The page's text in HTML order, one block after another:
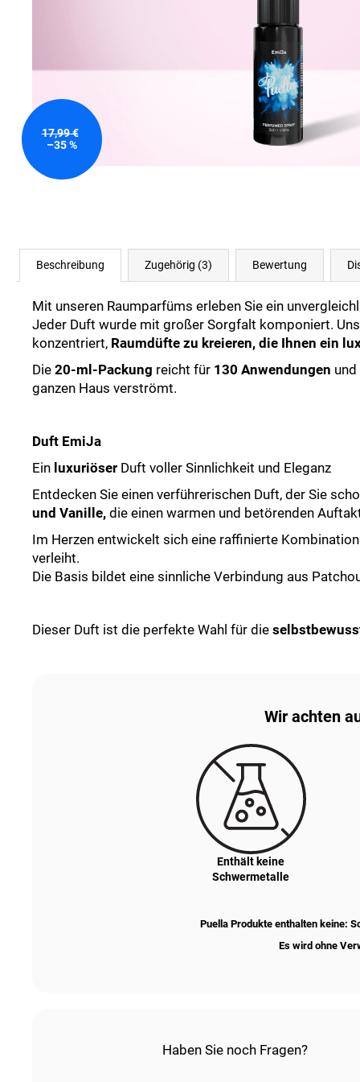
17,99 €
–35 %
Beschreibung Zugehörig (3) Bewertung
Mit unseren Raumparfüms erleben Sie ein
Jeder Duft wurde mit großer Sorgfalt komponiert.
konzentriert, Raumdüfte zu kreieren, die Ihnen ein
Die 20-ml-Packung reicht für 130 Anwendungen
ganzen Haus verströmt.
Duft EmiJa
Ein luxuriöser Duft voller Sinnlichkeit und Eleganz
Entdecken Sie einen verführerischen Duft, der Sie
und Vanille, die einen warmen und betörenden
Im Herzen entwickelt sich eine raffinierte
verleiht.
Die Basis bildet eine sinnliche Verbindung aus
Dieser Duft ist die perfekte Wahl für die
Wir achten
Enthält keine
Schwermetalle
Puella Produkte enthalten keine:
Es wird ohne
Haben Sie noch Fragen?